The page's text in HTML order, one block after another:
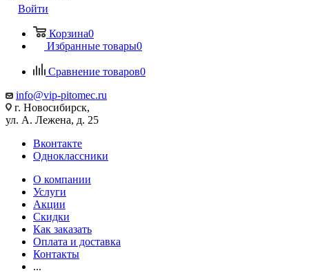
Войти
Корзина0
Избранные товары0
Сравнение товаров0
info@vip-pitomec.ru
г. Новосибирск,
ул. А. Лежена, д. 25
Вконтакте
Одноклассники
О компании
Услуги
Акции
Скидки
Как заказать
Оплата и доставка
Контакты
...